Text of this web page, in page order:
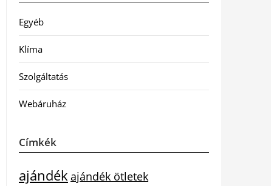
Egyéb
Klíma
Szolgáltatás
Webáruház
Címkék
ajándékajándék ötletek